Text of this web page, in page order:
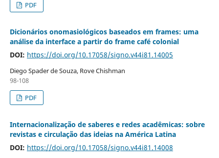
PDF
Dicionários onomasiológicos baseados em frames: uma
análise da interface a partir do frame café colonial
DOI: https://doi.org/10.17058/signo.v44i81.14005
Diego Spader de Souza, Rove Chishman
98-108
PDF
Internacionalização de saberes e redes acadêmicas: sobre
revistas e circulação das ideias na América Latina
DOI: https://doi.org/10.17058/signo.v44i81.14008